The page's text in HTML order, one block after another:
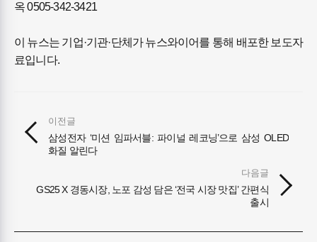
옥 0505-342-3421
이 뉴스는 기업·기관·단체가 뉴스와이어를 통해 배포한 보도자
료입니다.
이전글
삼성전자 ‘미션 임파서블: 파이널 레코닝’으로 삼성 OLED
화질 알린다
다음글
GS25 X 경동시장, 노포 감성 담은 ‘전국 시장 맛집’ 간편식
출시